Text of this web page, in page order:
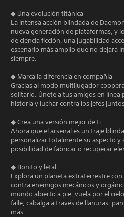
◆ Una evolución titánica
La intensa acción blindada de
nueva generación de plataformas, y
de ciencia ficción, una jugabilidad
escenario más amplio que no dejará
siempre.
◆ Marca la diferencia en compañía
Gracias al modo multijugador
solitario. Únete a tus amigos en línea
historia y luchar contra los jefes
◆ Crea una versión mejor de ti
Ahora que el arsenal es un traje
personalizar totalmente su aspecto
posibilidad de fabricar o recuperar
◆ Bonito y letal
Explora un planeta extraterrestre
contra enemigos mecánicos y
mundo abierto a pie, vuela por el
falle, cabalga a través de llanuras,
más.